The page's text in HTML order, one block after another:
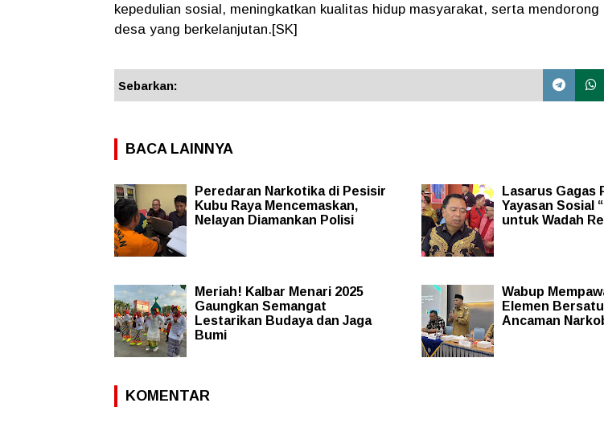
kepedulian sosial, meningkatkan kualitas hidup masyarakat, serta mendorong
desa yang berkelanjutan.[SK]
Sebarkan:
BACA LAINNYA
Peredaran Narkotika di Pesisir
Kubu Raya Mencemaskan,
Nelayan Diamankan Polisi
Lasarus Gagas
Yayasan Sosial
untuk Wadah
Meriah! Kalbar Menari 2025
Gaungkan Semangat
Lestarikan Budaya dan Jaga
Bumi
Wabup
Elemen
Ancaman
KOMENTAR